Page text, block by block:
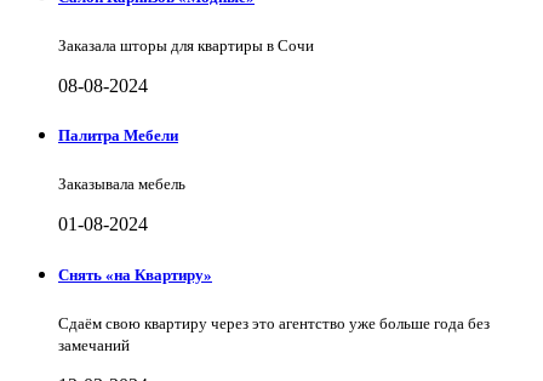
Заказала шторы для квартиры в Сочи
08-08-2024
Палитра Мебели
Заказывала мебель
01-08-2024
Снять «на Квартиру»
Сдаём свою квартиру через это агентство уже больше года без
замечаний